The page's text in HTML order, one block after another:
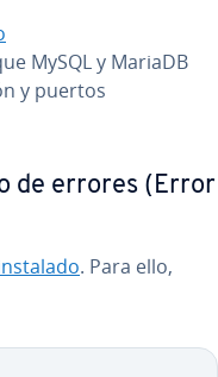
MySQL y MariaDB
y puertos
de errores (Error
. Para ello,